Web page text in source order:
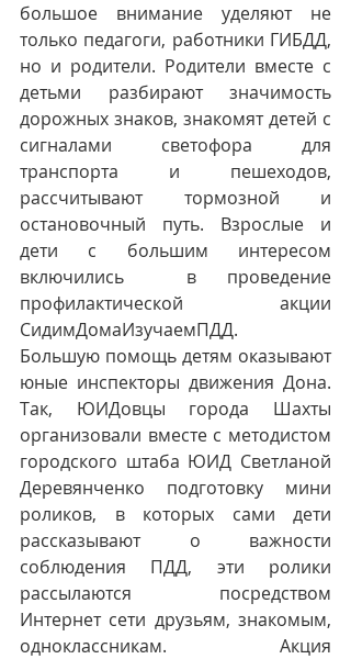
большое внимание уделяют не
только педагоги, работники ГИБДД,
но и родители. Родители вместе с
детьми разбирают значимость
дорожных знаков, знакомят детей с
сигналами светофора для
транспорта и пешеходов,
рассчитывают тормозной и
остановочный путь. Взрослые и
дети с большим интересом
включились  в проведение
профилактической акции
СидимДомаИзучаемПДД.
Большую помощь детям оказывают
юные инспекторы движения Дона.
Так, ЮИДовцы города Шахты
организовали вместе с методистом
городского штаба ЮИД Светланой
Деревянченко подготовку мини
роликов, в которых сами дети
рассказывают о важности
соблюдения ПДД, эти ролики
рассылаются посредством
Интернет сети друзьям, знакомым,
одноклассникам. Акция